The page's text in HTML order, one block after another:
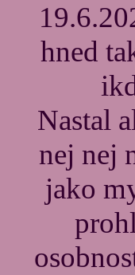
hned
Nastal
nej nej
jako